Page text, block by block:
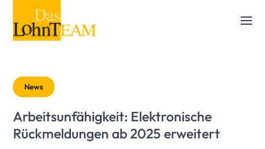
News
Arbeitsunfähigkeit: Elektronische
Rückmeldungen ab 2025 erweitert